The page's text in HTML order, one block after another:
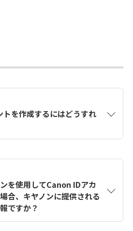
を作成するにはどうすれ
方法は【カメラ】Canon IDとは
IDの作成方法は？をご確認く
を使用してCanon IDアカ
合、キヤノンに提供される
ですか？